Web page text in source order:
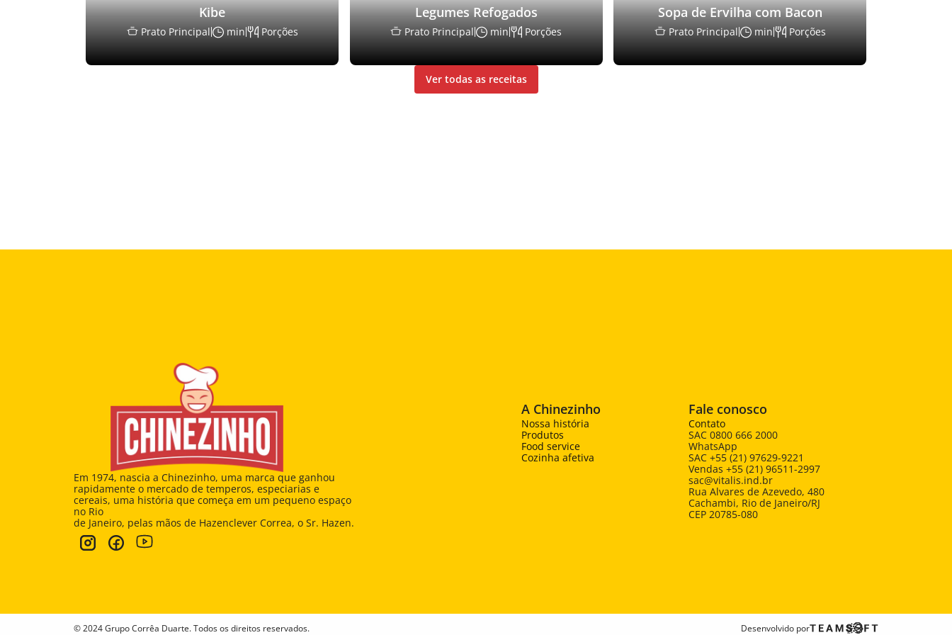
Kibe
Prato Principal min Porções
Legumes Refogados
Prato Principal min Porções
Sopa de Ervilha com Bacon
Prato Principal min Porções
Ver todas as receitas
Em 1974, nascia a Chinezinho, uma marca que ganhou
rapidamente o mercado de temperos, especiarias e
cereais, uma história que começa em um pequeno espaço
no Rio
de Janeiro, pelas mãos de Hazenclever Correa, o Sr. Hazen.
A Chinezinho
Nossa história
Produtos
Food service
Cozinha afetiva
Fale conosco
Contato
SAC 0800 666 2000
WhatsApp
SAC +55 (21) 97629-9221
Vendas +55 (21) 96511-2997
sac@vitalis.ind.br
Rua Alvares de Azevedo, 480
Cachambi, Rio de Janeiro/RJ
CEP 20785-080
© 2024 Grupo Corrêa Duarte. Todos os direitos reservados. Desenvolvido por